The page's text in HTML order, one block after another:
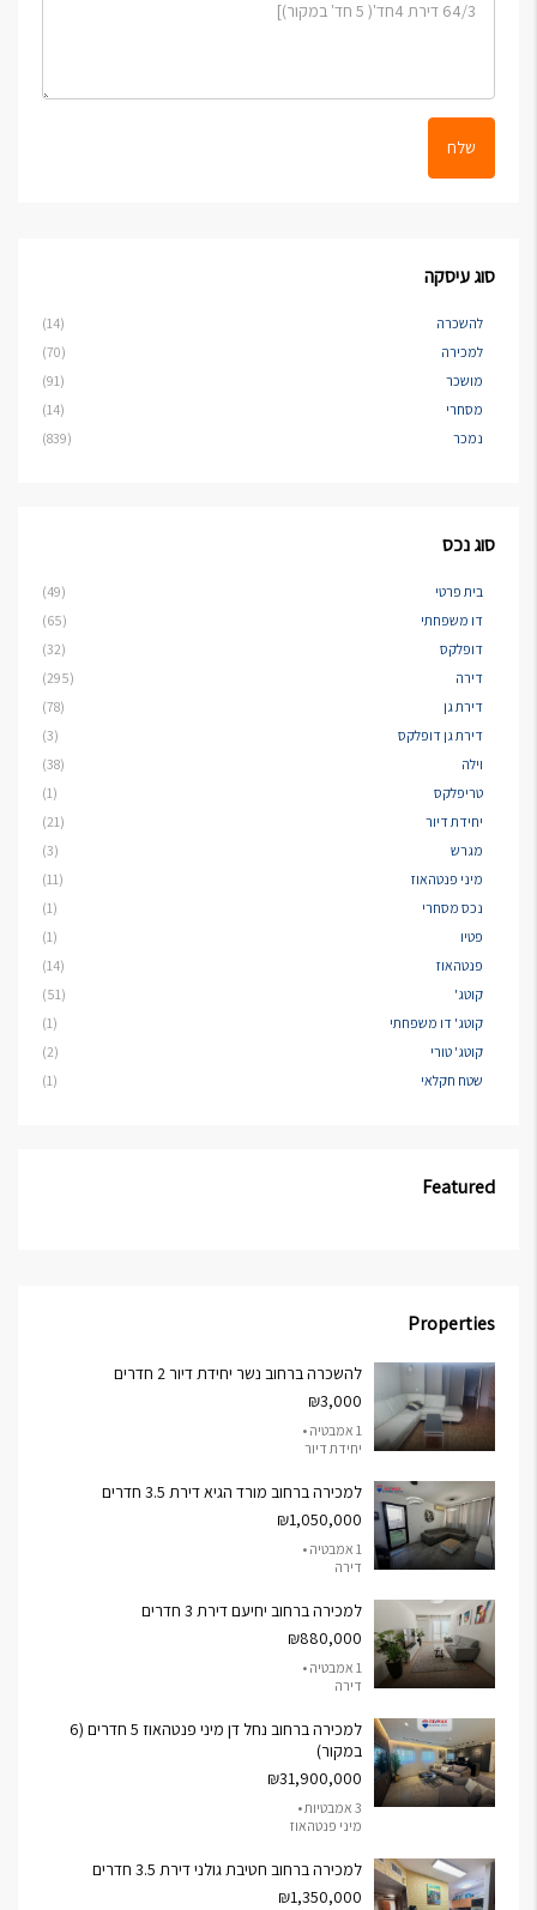
שלח
סוג עיסקה
להשכרה
(14)
למכירה
(70)
מושכר
(91)
מסחרי
(14)
נמכר
(839)
סוג נכס
בית פרטי
(49)
דו משפחתי
(65)
דופלקס
(32)
דירה
(295)
דירת גן
(78)
דירת גן דופלקס
(3)
וילה
(38)
טריפלקס
(1)
יחידת דיור
(21)
מגרש
(3)
מיני פנטהאוז
(11)
נכס מסחרי
(1)
פטיו
(1)
פנטהאוז
(14)
קוטג'
(51)
קוטג' דו משפחתי
(1)
קוטג' טורי
(2)
שטח חקלאי
(1)
Featured
Properties
להשכרה ברחוב נשר יחידת דיור 2 חדרים
₪3,000
1 אמבטיה •
יחידת דיור
למכירה ברחוב מורד הגיא דירת 3.5 חדרים
₪1,050,000
1 אמבטיה •
דירה
למכירה ברחוב יחיעם דירת 3 חדרים
₪880,000
1 אמבטיה •
דירה
למכירה ברחוב נחל דן מיני פנטהאוז 5 חדרים (6
במקור)
₪31,900,000
3 אמבטיות •
מיני פנטהאוז
למכירה ברחוב חטיבת גולני דירת 3.5 חדרים
₪1,350,000